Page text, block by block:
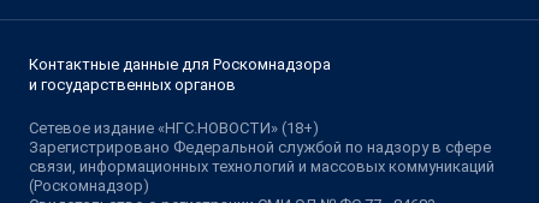
Контактные данные для Роскомнадзора
и государственных органов
Сетевое издание «НГС.НОВОСТИ» (18+)
Зарегистрировано Федеральной службой по надзору в сфере
связи, информационных технологий и массовых коммуникаций
(Роскомнадзор)